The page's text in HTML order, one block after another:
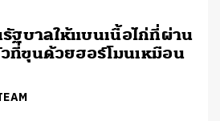
ฐบาลให้แบนเนื้อไก่ที่ผ่าน
ที่ขุนด้วยฮอร์โมนเหมือน